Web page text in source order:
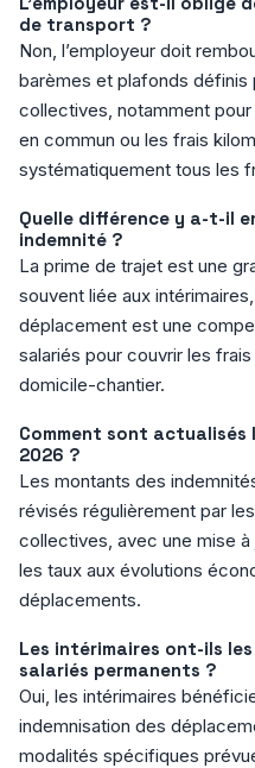
de transport ?
Non, l’employeur doit
barèmes et plafonds définis
collectives, notamment
en commun ou les frais
systématiquement tous les
Quelle différence y a-t-il
indemnité ?
La prime de trajet est une
souvent liée aux
déplacement est une
salariés pour couvrir les
domicile-chantier.
Comment sont
2026 ?
Les montants des
révisés régulièrement par
collectives, avec une mise
les taux aux évolutions
déplacements.
Les intérimaires ont-ils
salariés permanents ?
Oui, les intérimaires
indemnisation des
modalités spécifiques